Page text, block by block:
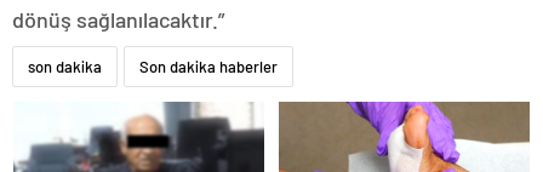
dönüş sağlanılacaktır.”
son dakika Son dakika haberler